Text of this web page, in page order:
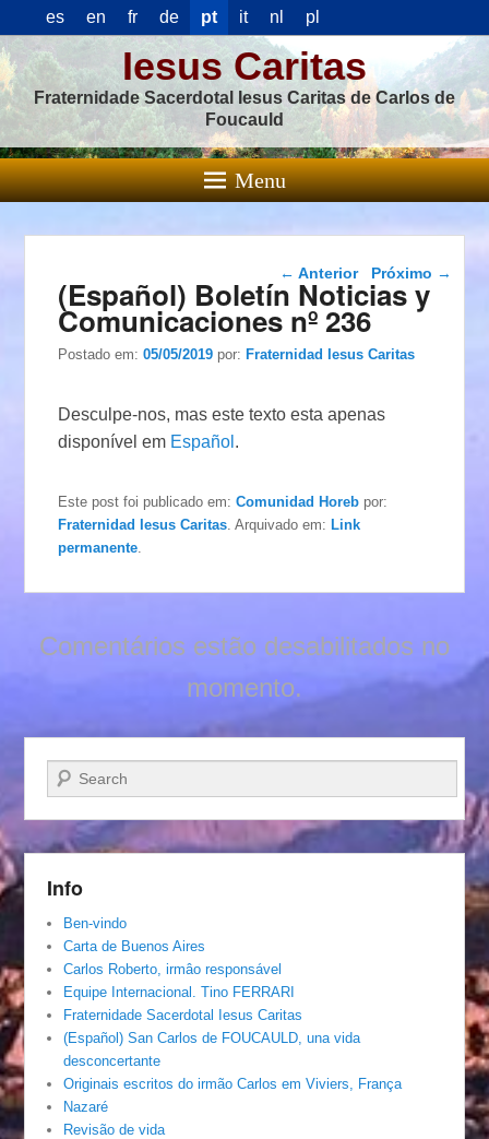
es en fr de pt it nl pl
Iesus Caritas
Fraternidade Sacerdotal Iesus Caritas de Carlos de
Foucauld
Menu
Navegação das
postagens
← Anterior Próximo →
(Español) Boletín Noticias y
Comunicaciones nº 236
Postado em:05/05/2019 por:Fraternidad Iesus Caritas
Desculpe-nos, mas este texto esta apenas
disponível em Español .
Este post foi publicado em:Comunidad Horeb por:
Fraternidad Iesus Caritas . Arquivado em:Link
permanente
Comentários estão desabilitados no
momento.
Pesquisar…
Info
Ben-vindo
Carta de Buenos Aires
Carlos Roberto, irmâo responsável
Equipe Internacional. Tino FERRARI
Fraternidade Sacerdotal Iesus Caritas
(Español) San Carlos de FOUCAULD, una vida
desconcertante
Originais escritos do irmão Carlos em Viviers, França
Nazaré
Revisão de vida